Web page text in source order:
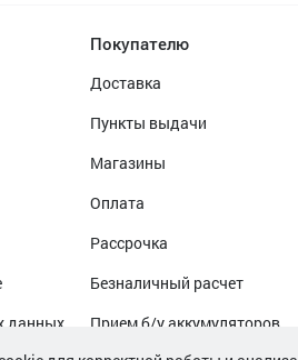
данных
Покупателю
Доставка
Пункты выдачи
Магазины
Оплата
Рассрочка
Безналичный расчет
Прием б/у аккумуляторов